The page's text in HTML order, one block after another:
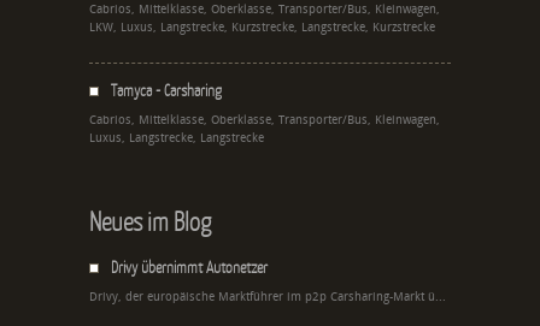
Cabrios, Mittelklasse, Oberklasse, Transporter/Bus, Kleinwagen,
LKW, Luxus, Langstrecke, Kurzstrecke, Langstrecke, Kurzstrecke
Tamyca - Carsharing
Cabrios, Mittelklasse, Oberklasse, Transporter/Bus, Kleinwagen,
Luxus, Langstrecke, Langstrecke
Neues im Blog
Drivy übernimmt Autonetzer
Drivy, der europäische Marktführer im p2p Carsharing-Markt ü...